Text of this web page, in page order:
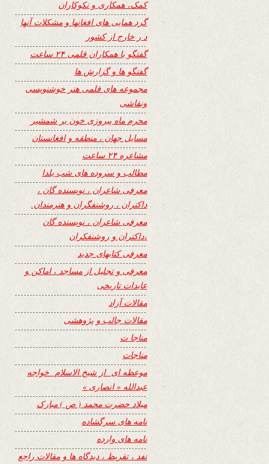
کمک، همکاری و نکوکاران
گرد همایی های افغانها و مشکلات آنها
د ر خارج از کشور
گفتگو با همکاران قلمی ۲۴ ساعت
گفتگو ها و گزارش ها
مجموعه های قلمی هنر خوشنویسی
ونقاشی
محرم ماه پیروزی خون بر شمشیر
مسایل جهان ، منطقه و افغانستان
مشاعره ۲۴ ساعت
مطالب و سروده های شب یلدا
معرفی شاعران ، نویسنده گان ،
داکتران ، روشنفگران و هنرمندان.
معرفی شاعران ، نویسنده گان
،داکتران و روشنفکران
معرفی کتابهای جدید
معرفی و تجلیل از مساجد ، اماکن و
عابدات تاریخی
مقالات آزاد
مقالات جالب و پژوهشی
مناجا ت
مناجات
موعظه ای از شیخ الاسلام خواجه
عبدالله « انصاری »
میلاد حضرت محمد ( ص ) مبارک
نامه های سرگشاده
نامه های وارده
نفد ، تقریظ ، دیدگاه ها و مقالات راجع